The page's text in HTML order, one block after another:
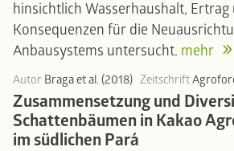
hinsichtlich Wasserhaushalt, Ertrag
Konsequenzen für die
Anbausystems untersucht. mehr
Autor Braga et al. (2018) Zeitschrift
Zusammensetzung und
Schattenbäumen in Kakao
im südlichen Pará